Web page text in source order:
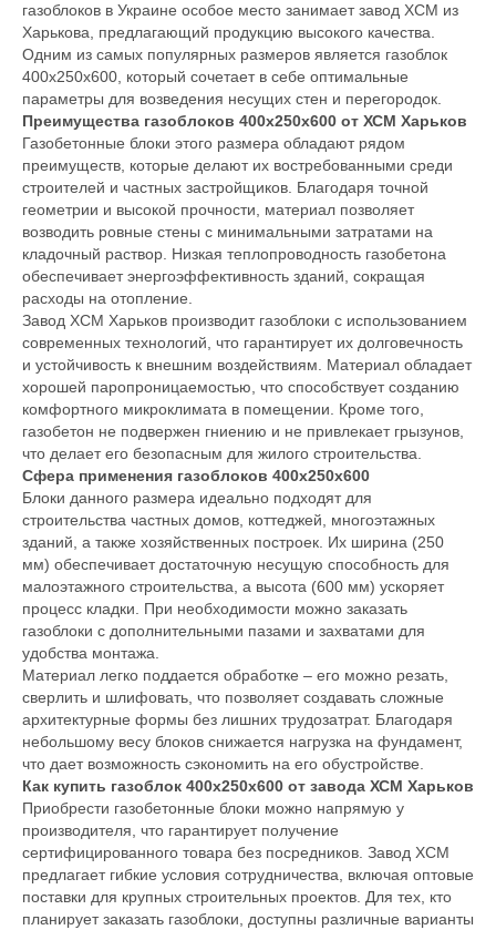
газоблоков в Украине особое место занимает завод ХСМ из
Харькова, предлагающий продукцию высокого качества.
Одним из самых популярных размеров является газоблок
400х250х600, который сочетает в себе оптимальные
параметры для возведения несущих стен и перегородок.
Преимущества газоблоков 400х250х600 от ХСМ Харьков
Газобетонные блоки этого размера обладают рядом
преимуществ, которые делают их востребованными среди
строителей и частных застройщиков. Благодаря точной
геометрии и высокой прочности, материал позволяет
возводить ровные стены с минимальными затратами на
кладочный раствор. Низкая теплопроводность газобетона
обеспечивает энергоэффективность зданий, сокращая
расходы на отопление.
Завод ХСМ Харьков производит газоблоки с использованием
современных технологий, что гарантирует их долговечность
и устойчивость к внешним воздействиям. Материал обладает
хорошей паропроницаемостью, что способствует созданию
комфортного микроклимата в помещении. Кроме того,
газобетон не подвержен гниению и не привлекает грызунов,
что делает его безопасным для жилого строительства.
Сфера применения газоблоков 400х250х600
Блоки данного размера идеально подходят для
строительства частных домов, коттеджей, многоэтажных
зданий, а также хозяйственных построек. Их ширина (250
мм) обеспечивает достаточную несущую способность для
малоэтажного строительства, а высота (600 мм) ускоряет
процесс кладки. При необходимости можно заказать
газоблоки с дополнительными пазами и захватами для
удобства монтажа.
Материал легко поддается обработке – его можно резать,
сверлить и шлифовать, что позволяет создавать сложные
архитектурные формы без лишних трудозатрат. Благодаря
небольшому весу блоков снижается нагрузка на фундамент,
что дает возможность сэкономить на его обустройстве.
Как купить газоблок 400х250х600 от завода ХСМ Харьков
Приобрести газобетонные блоки можно напрямую у
производителя, что гарантирует получение
сертифицированного товара без посредников. Завод ХСМ
предлагает гибкие условия сотрудничества, включая оптовые
поставки для крупных строительных проектов. Для тех, кто
планирует заказать газоблоки, доступны различные варианты